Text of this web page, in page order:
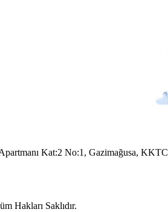
Kat:2 No:1, Gazimağusa, KKTC
Hakları Saklıdır.